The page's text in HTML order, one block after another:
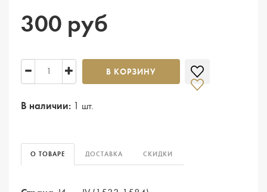
300 руб
В КОРЗИНУ
В наличии: 1 шт.
О ТОВАРЕ ДОСТАВКА СКИДКИ